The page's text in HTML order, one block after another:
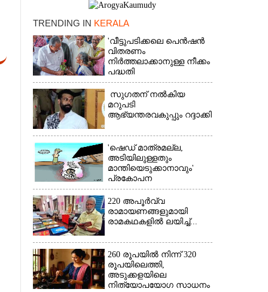
TRENDING IN KERALA
'വീട്ടുപടിക്കലെ പെൻഷൻ
വിതരണം
നിർത്തലാക്കാനുള്ള നീക്കം
പദ്ധതി
അവസാനിപ്പിക്കാനുള്ള
യുഡിഎഫ് അജണ്ടയുടെ
ആദ്യപടി'
സുഗതന് നൽകിയ
മറുപടി
ആഭ്യന്തരവകുപ്പും റദ്ദാക്കി
'ഷെഡ് മാത്രമല്ല,
അടിയിലുള്ളതും
മാന്തിയെടുക്കാനാവും'
പ്രകോപന
പ്രസംഗവുമായി കെ.കെ.
രാഗേഷ്
220 അപൂർവ്വ
രാമായണങ്ങളുമായി
രാമകഥകളിൽ ലയിച്ച്...
260 രൂപയിൽ നിന്ന് 320
രൂപയിലെത്തി,
അടുക്കളയിലെ
നിത്യോപയോഗ സാധനം
×